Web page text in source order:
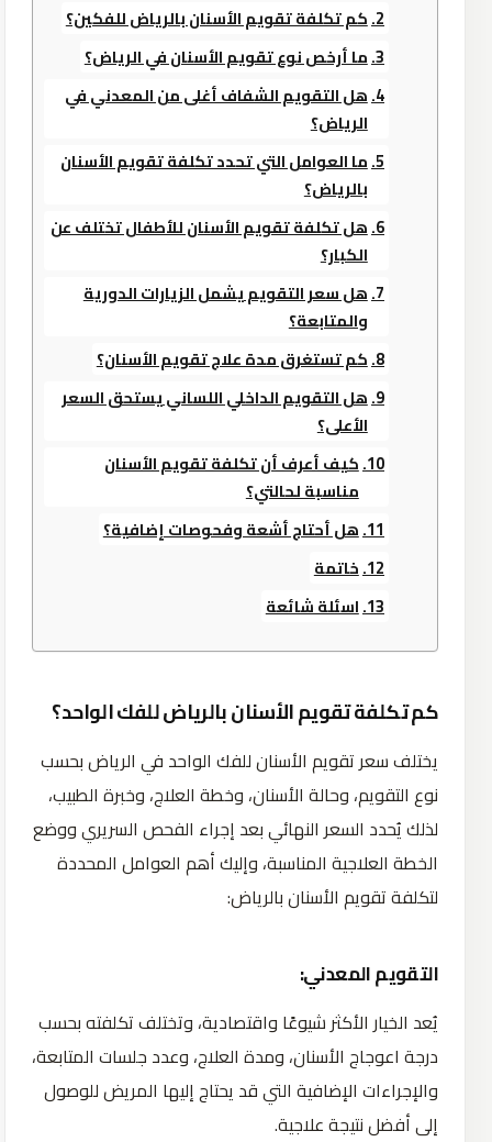
كم تكلفة تقويم الأسنان بالرياض للفكين؟
ما أرخص نوع تقويم الأسنان في الرياض؟
هل التقويم الشفاف أغلى من المعدني في
الرياض؟
ما العوامل التي تحدد تكلفة تقويم الأسنان
بالرياض؟
هل تكلفة تقويم الأسنان للأطفال تختلف عن
الكبار؟
هل سعر التقويم يشمل الزيارات الدورية
والمتابعة؟
كم تستغرق مدة علاج تقويم الأسنان؟
هل التقويم الداخلي اللساني يستحق السعر
الأعلى؟
كيف أعرف أن تكلفة تقويم الأسنان
مناسبة لحالتي؟
هل أحتاج أشعة وفحوصات إضافية؟
خاتمة
اسئلة شائعة
كم تكلفة تقويم الأسنان بالرياض للفك الواحد؟
يختلف سعر تقويم الأسنان للفك الواحد في الرياض بحسب
نوع التقويم، وحالة الأسنان، وخطة العلاج، وخبرة الطبيب،
لذلك يُحدد السعر النهائي بعد إجراء الفحص السريري ووضع
الخطة العلاجية المناسبة، وإليك أهم العوامل المحددة
لتكلفة تقويم الأسنان بالرياض:
التقويم المعدني:
يُعد الخيار الأكثر شيوعًا واقتصادية، وتختلف تكلفته بحسب
درجة اعوجاج الأسنان، ومدة العلاج، وعدد جلسات المتابعة،
والإجراءات الإضافية التي قد يحتاج إليها المريض للوصول
إلى أفضل نتيجة علاجية.